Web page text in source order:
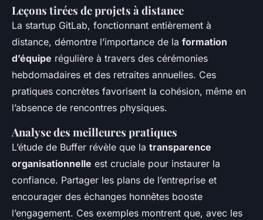
Leçons tirées de projets à distance
La startup GitLab, fonctionnant entièrement à
distance, démontre l’importance de la formation
d’équipe régulière à travers des cérémonies
hebdomadaires et des retraites annuelles. Ces
pratiques concrètes favorisent la cohésion, même en
l’absence de rencontres physiques.
Analyse des meilleures pratiques
L’étude de Buffer révèle que la transparence
organisationnelle est cruciale pour instaurer la
confiance. Partager les plans de l’entreprise et
encourager des échanges honnêtes booste
l’engagement. Ces exemples montrent que, avec les